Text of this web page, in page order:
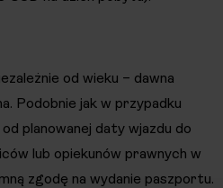
od wieku – dawna
Podobnie jak w przypadku
planowanej daty wjazdu do
lub opiekunów prawnych w
zgodę na wydanie paszportu.